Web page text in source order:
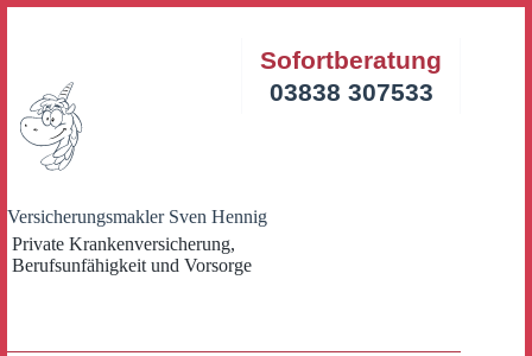
Versicherungsmakler Sven Hennig
Private Krankenversicherung,
Berufsunfähigkeit und Vorsorge
Sofortberatung
03838 307533